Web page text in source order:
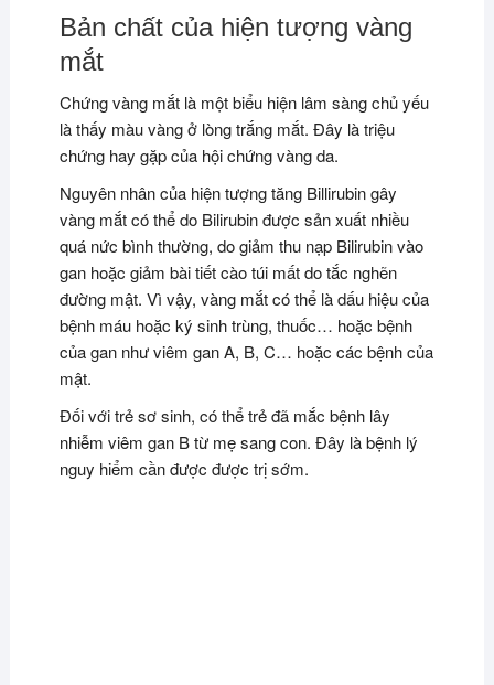
Bản chất của hiện tượng vàng
mắt
Chứng vàng mắt là một biểu hiện lâm sàng chủ yếu
là thấy màu vàng ở lòng trắng mắt. Đây là triệu
chứng hay gặp của hội chứng vàng da.
Nguyên nhân của hiện tượng tăng Billirubin gây
vàng mắt có thể do Bilirubin được sản xuất nhiều
quá nức bình thường, do giảm thu nạp Bilirubin vào
gan hoặc giảm bài tiết cào túi mất do tắc nghẽn
đường mật. Vì vậy, vàng mắt có thể là dấu hiệu của
bệnh máu hoặc ký sinh trùng, thuốc… hoặc bệnh
của gan như viêm gan A, B, C… hoặc các bệnh của
mật.
Đối với trẻ sơ sinh, có thể trẻ đã mắc bệnh lây
nhiễm viêm gan B từ mẹ sang con. Đây là bệnh lý
nguy hiểm cần được được trị sớm.